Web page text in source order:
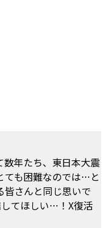
年たち、東日本大震
ても困難なのでは…と
皆さんと同じ思いで
てほしい…！X復活